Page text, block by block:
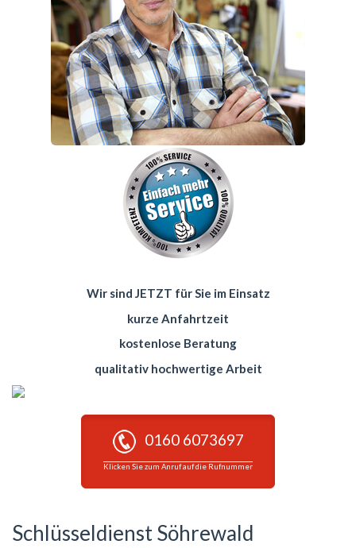
Wir sind JETZT für Sie im Einsatz
kurze Anfahrtzeit
kostenlose Beratung
qualitativ hochwertige Arbeit
0160 6073697
Klicken Sie zum Anruf auf die Rufnummer
Schlüsseldienst Söhrewald